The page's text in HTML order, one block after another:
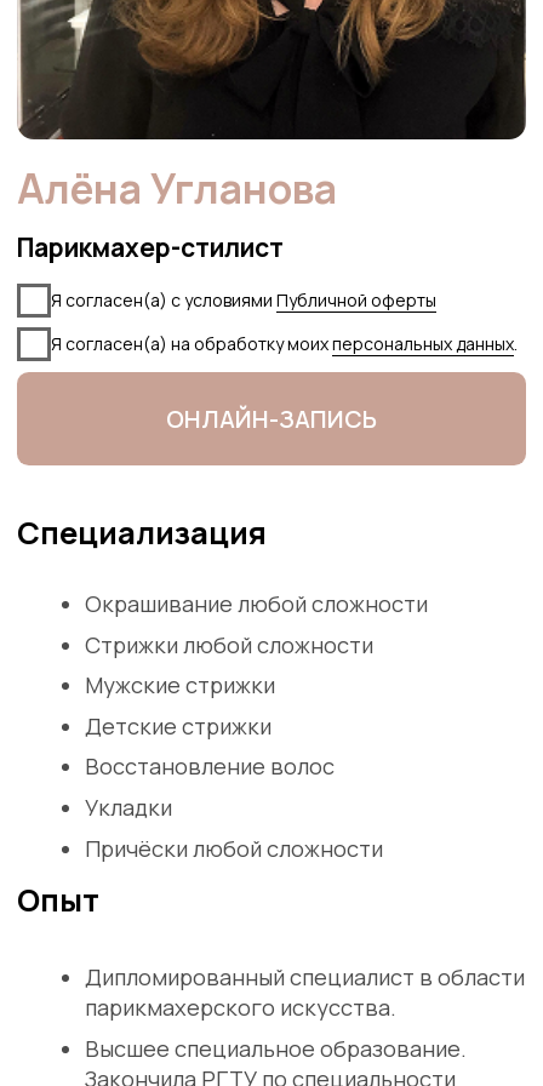
Дважды оконченные все ступени
обучения по колористике в Академии
красоты L'Oreal Professionnel
стрижек (Vidal Sassoon, Toni & Guy,
окрашивания: мелирование,
колорирование, шатуш.
свадебных причёсок.
Мегрин Мария
Я согласен(а) на обработку моихперсональных данных